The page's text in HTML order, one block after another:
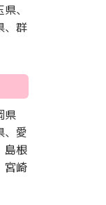
、
、群
県
、愛
島根
宮崎